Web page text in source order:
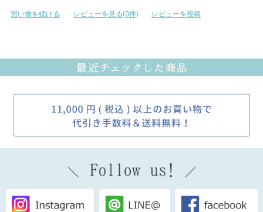
買い物を続ける
レビューを見る(0件) レビューを投稿